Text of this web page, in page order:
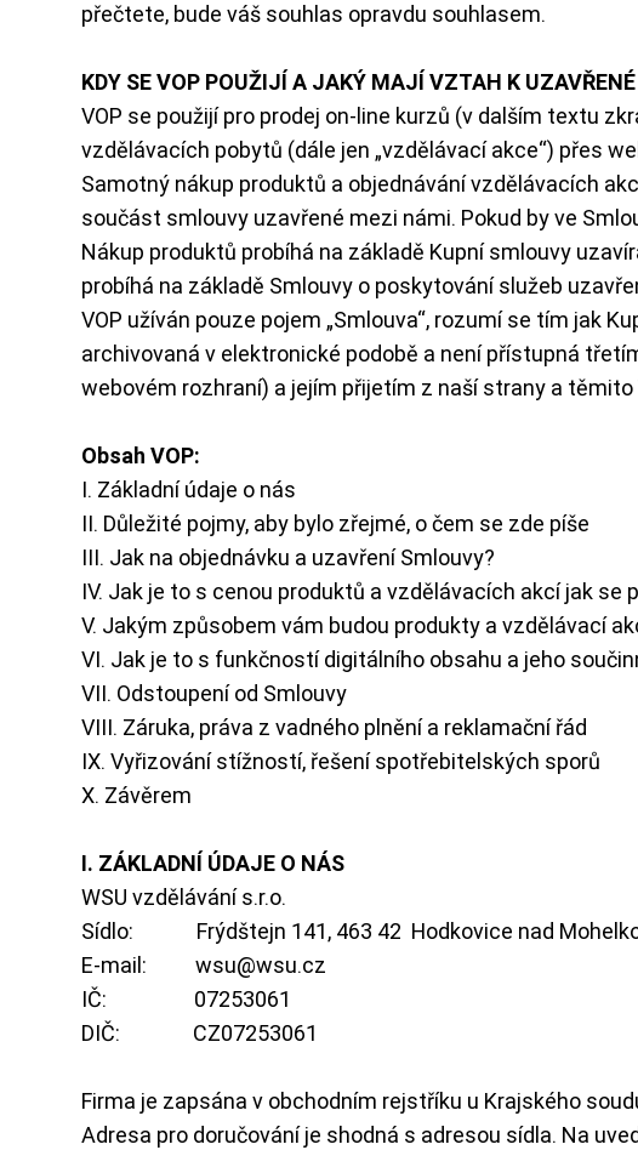
přečtete, bude váš souhlas opravdu souhlasem.
KDY SE VOP POUŽIJÍ A JAKÝ MAJÍ VZTAH K
VOP se použijí pro prodej on-line kurzů (v dalším textu
vzdělávacích pobytů (dále jen „vzdělávací akce“) přes
Samotný nákup produktů a objednávání vzdělávacích
součást smlouvy uzavřené mezi námi. Pokud by ve
Nákup produktů probíhá na základě Kupní smlouvy
probíhá na základě Smlouvy o poskytování služeb
VOP užíván pouze pojem „Smlouva“, rozumí se tím jak
archivovaná v elektronické podobě a není přístupná
webovém rozhraní) a jejím přijetím z naší strany a těmito
Obsah VOP:
I. Základní údaje o nás
II. Důležité pojmy, aby bylo zřejmé, o čem se zde píše
III. Jak na objednávku a uzavření Smlouvy?
IV. Jak je to s cenou produktů a vzdělávacích akcí jak se
V. Jakým způsobem vám budou produkty a vzdělávací
VI. Jak je to s funkčností digitálního obsahu a jeho
VII. Odstoupení od Smlouvy
VIII. Záruka, práva z vadného plnění a reklamační řád
IX. Vyřizování stížností, řešení spotřebitelských sporů
X. Závěrem
I. ZÁKLADNÍ ÚDAJE O NÁS
WSU vzdělávání s.r.o.
Sídlo: Frýdštejn 141, 463 42 Hodkovice nad
E-mail:wsu@wsu.cz
IČ: 07253061
DIČ: CZ07253061
Firma je zapsána v obchodním rejstříku u Krajského
Adresa pro doručování je shodná s adresou sídla. Na